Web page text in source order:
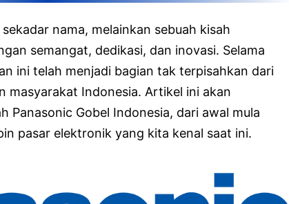
nama, melainkan sebuah kisah
semangat, dedikasi, dan inovasi. Selama
ini telah menjadi bagian tak terpisahkan dari
masyarakat Indonesia. Artikel ini akan
Panasonic Gobel Indonesia, dari awal mula
pasar elektronik yang kita kenal saat ini.